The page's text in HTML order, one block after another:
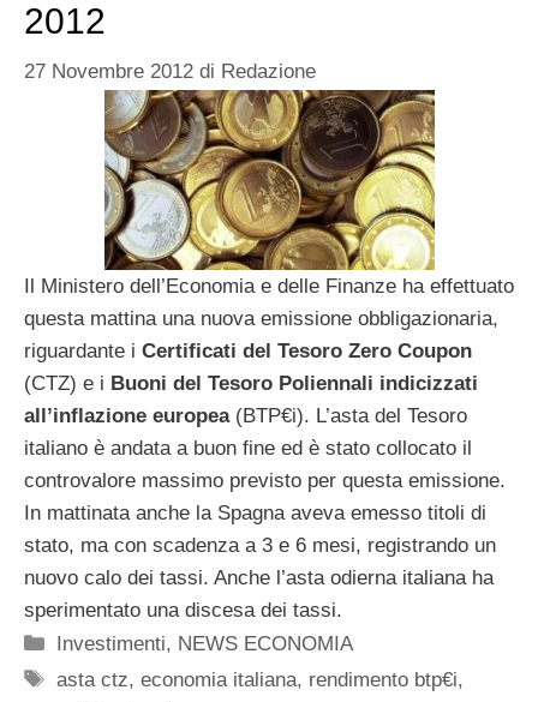
2012
27 Novembre 2012 di Redazione
Il Ministero dell’Economia e delle Finanze ha effettuato
questa mattina una nuova emissione obbligazionaria,
riguardante i Certificati del Tesoro Zero Coupon
(CTZ) e i Buoni del Tesoro Poliennali indicizzati
all’inflazione europea (BTP€i). L’asta del Tesoro
italiano è andata a buon fine ed è stato collocato il
controvalore massimo previsto per questa emissione.
In mattinata anche la Spagna aveva emesso titoli di
stato, ma con scadenza a 3 e 6 mesi, registrando un
nuovo calo dei tassi. Anche l’asta odierna italiana ha
sperimentato una discesa dei tassi.
Categorie
Investimenti, NEWS ECONOMIA
Tag
asta ctz,economia italiana, rendimento btp€i,